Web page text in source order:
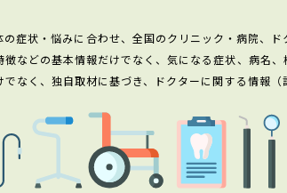
症状・悩みに合わせ、全国のクリニック・病院、
などの基本情報だけでなく、気になる症状、病名
でなく、独自取材に基づき、ドクターに関する情報（